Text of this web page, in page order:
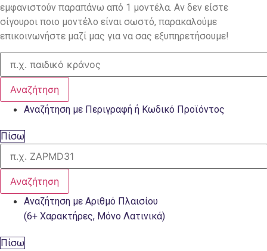
εμφανιστούν παραπάνω από 1 μοντέλα. Αν δεν είστε
σίγουροι ποιο μοντέλο είναι σωστό, παρακαλούμε
επικοινωνήστε μαζί μας για να σας εξυπηρετήσουμε!
Αναζήτηση
Αναζήτηση με Περιγραφή ή Κωδικό Προϊόντος
Πίσω
Αναζήτηση
Αναζήτηση με Αριθμό Πλαισίου
(6+ Χαρακτήρες, Μόνο Λατινικά)
Πίσω